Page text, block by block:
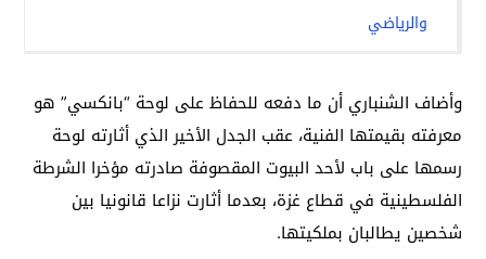
والرياضي
وأضاف الشنباري أن ما دفعه للحفاظ على لوحة “بانكسي” هو
معرفته بقيمتها الفنية، عقب الجدل الأخير الذي أثارته لوحة
رسمها على باب لأحد البيوت المقصوفة صادرته مؤخرا الشرطة
الفلسطينية في قطاع غزة، بعدما أثارت نزاعا قانونيا بين
شخصين يطالبان بملكيتها.